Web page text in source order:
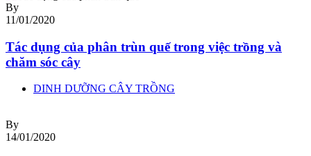
By
11/01/2020
Tác dụng của phân trùn quế trong việc trồng và
chăm sóc cây
DINH DƯỠNG CÂY TRỒNG
By
14/01/2020